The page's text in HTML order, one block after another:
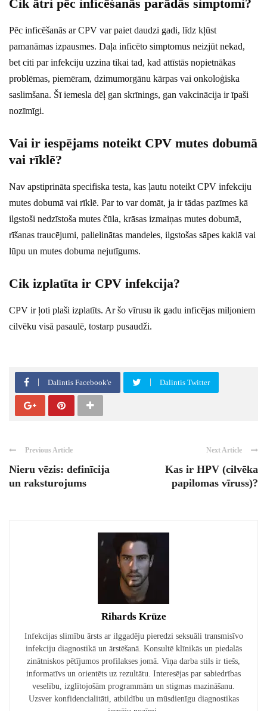
Cik ātri pēc inficēšanās parādās simptomi?
Pēc inficēšanās ar CPV var paiet daudzi gadi, līdz kļūst
pamanāmas izpausmes. Daļa inficēto simptomus neizjūt nekad,
bet citi par infekciju uzzina tikai tad, kad attīstās nopietnākas
problēmas, piemēram, dzimumorgānu kārpas vai onkoloģiska
saslimšana. Šī iemesla dēļ gan skrīnings, gan vakcinācija ir īpaši
nozīmīgi.
Vai ir iespējams noteikt CPV mutes dobumā
vai rīklē?
Nav apstiprināta specifiska testa, kas ļautu noteikt CPV infekciju
mutes dobumā vai rīklē. Par to var domāt, ja ir tādas pazīmes kā
ilgstoši nedzīstoša mutes čūla, krāsas izmaiņas mutes dobumā,
rīšanas traucējumi, palielinātas mandeles, ilgstošas sāpes kaklā vai
lūpu un mutes dobuma nejutīgums.
Cik izplatīta ir CPV infekcija?
CPV ir ļoti plaši izplatīts. Ar šo vīrusu ik gadu inficējas miljoniem
cilvēku visā pasaulē, tostarp pusaudži.
Dalintis Facebook'e Dalintis Twitter
Previous Article
Nieru vēzis: definīcija
un raksturojums
Next Article
Kas ir HPV (cilvēka
papilomas vīruss)?
Rihards Krūze
Infekcijas slimību ārsts ar ilggadēju pieredzi seksuāli transmisīvo
infekciju diagnostikā un ārstēšanā. Konsultē klīnikās un piedalās
zinātniskos pētījumos profilakses jomā. Viņa darba stils ir tiešs,
informatīvs un orientēts uz rezultātu. Interesējas par sabiedrības
veselību, izglītojošām programmām un stigmas mazināšanu.
Uzsver konfidencialitāti, atbildību un mūsdienīgu diagnostikas